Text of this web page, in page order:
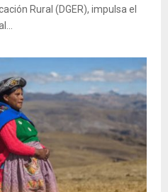
Rural (DGER), impulsa el